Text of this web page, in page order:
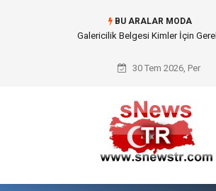
BU ARALAR MODA
Doküman Yönetimi ile Kurumsal
30 Tem 2026, Per